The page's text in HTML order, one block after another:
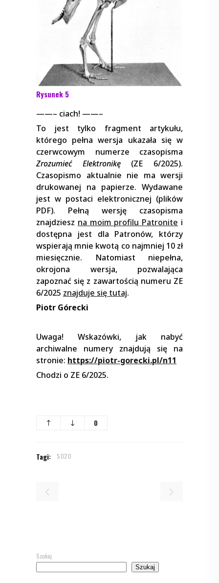
Rysunek 5
——– ciach! ——–
To jest tylko fragment artykułu,
którego pełna wersja ukazała się w
czerwcowym numerze czasopisma
Zrozumieć Elektronikę(ZE 6/2025).
Czasopismo aktualnie nie ma wersji
drukowanej na papierze. Wydawane
jest w postaci elektronicznej (plików
PDF). Pełną wersję czasopisma
znajdziesz na moim profilu Patronite i
dostępna jest dla Patronów, którzy
wspierają mnie kwotą co najmniej 10 zł
miesięcznie. Natomiast niepełna,
okrojona wersja, pozwalająca
zapoznać się z zawartością numeru ZE
6/2025 znajduje się tutaj.
Piotr Górecki
Uwaga! Wskazówki, jak nabyć
archiwalne numery znajdują się na
stronie: https://piotr-gorecki.pl/n11
Chodzi o ZE 6/2025.
0
Tagi: S020
Szukaj
Szukaj